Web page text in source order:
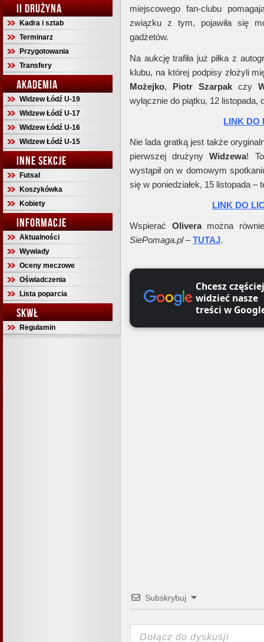
II DRUŻYNA
Kadra i sztab
Terminarz
Przygotowania
Transfery
AKADEMIA
Widzew Łódź U-19
Widzew Łódź U-17
Widzew Łódź U-16
Widzew Łódź U-15
INNE SEKCJE
Futsal
Koszykówka
Kobiety
INFORMACJE
Aktualności
Wywiady
Oceny meczowe
Oświadczenia
Lista poparcia
SKWŁ
Regulamin
miejscowego fan-clubu
związku z tym, pojawiła się
gadżetów.
Na aukcję trafiła już piłka z
klubu, na której podpisy złożyli
Możejko, Piotr Szarpak czy
wyłącznie do piątku, 12 listopada,
LINK DO
Nie lada gratką jest także
pierwszej drużynyWidzewa!
wystąpił on w domowym
się w poniedziałek, 15 listopada –
LINK DO
Wspierać Oliveramożna
SiePomaga.pl–TUTAJ.
Chcesz częściej
widzieć nasze
treści w
Subskrybuj